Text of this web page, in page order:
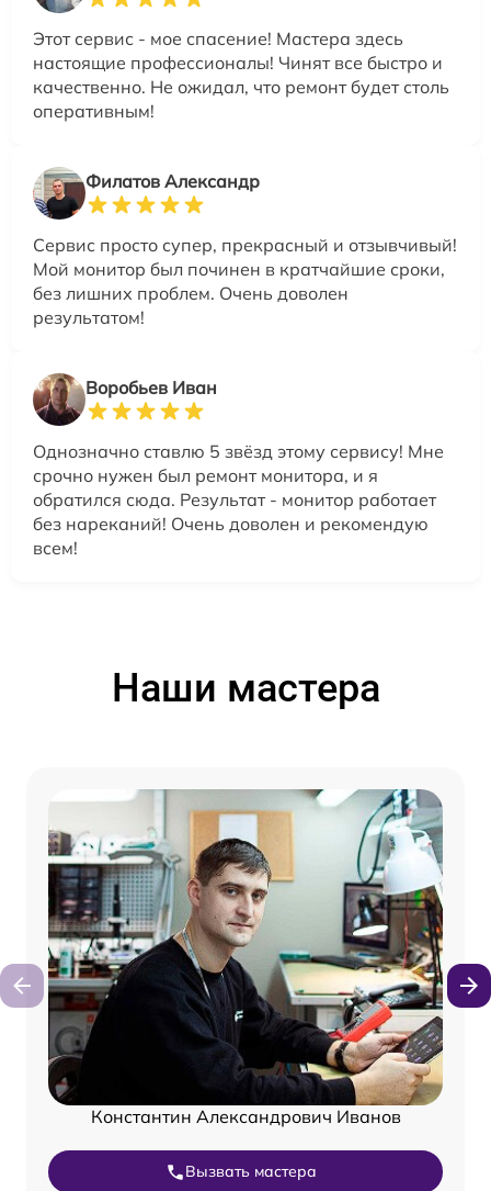
Этот сервис - мое спасение! Мастера здесь
настоящие профессионалы! Чинят все быстро и
качественно. Не ожидал, что ремонт будет столь
оперативным!
Филатов Александр
Сервис просто супер, прекрасный и отзывчивый!
Мой монитор был починен в кратчайшие сроки,
без лишних проблем. Очень доволен
результатом!
Воробьев Иван
Однозначно ставлю 5 звёзд этому сервису! Мне
срочно нужен был ремонт монитора, и я
обратился сюда. Результат - монитор работает
без нареканий! Очень доволен и рекомендую
всем!
Наши мастера
Константин Александрович Иванов
Вызвать мастера